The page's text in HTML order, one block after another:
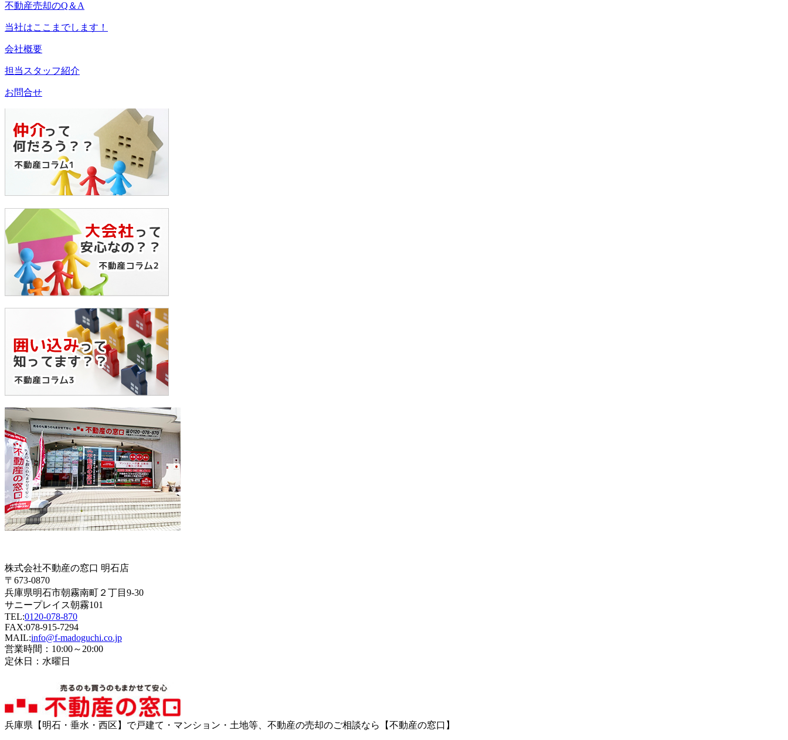
不動産売却のQ＆A
当社はここまでします！
会社概要
担当スタッフ紹介
お問合せ
株式会社不動産の窓口 明石店
〒673-0870
兵庫県明石市朝霧南町２丁目9-30
サニープレイス朝霧101
TEL:0120-078-870
FAX:078-915-7294
MAIL:info@f-madoguchi.co.jp
営業時間：10:00～20:00
定休日：水曜日
兵庫県【明石・垂水・西区】で戸建て・マンション・土地等、不動産の売却のご相談なら【不動産の窓口】